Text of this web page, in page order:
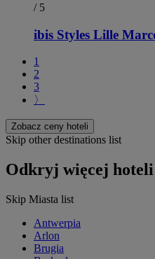
/ 5
ibis Styles Lille
1
2
3
〉
Zobacz ceny hoteli
Skip other destinations list
Odkryj więcej hoteli
Skip Miasta list
Antwerpia
Arlon
Brugia